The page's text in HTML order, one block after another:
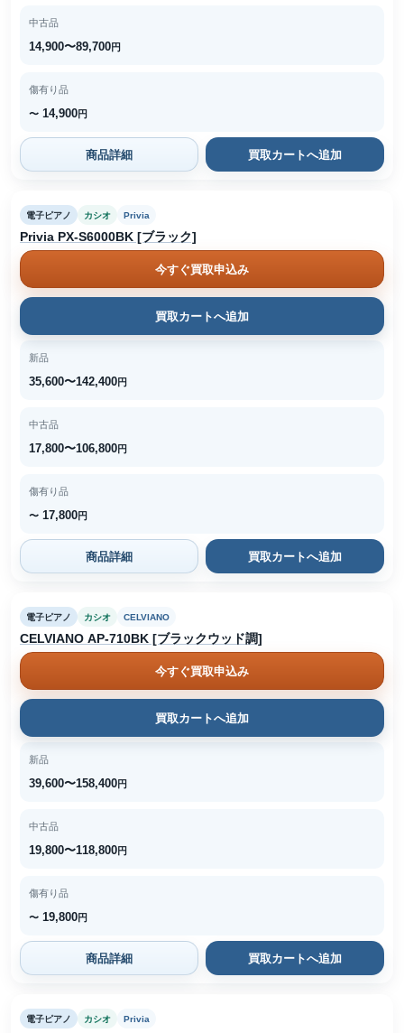
中古品
14,900〜89,700円
傷有り品
〜 14,900円
商品詳細 買取カートへ追加
電子ピアノ カシオ Privia
Privia PX-S6000BK [ブラック]
今すぐ買取申込み
買取カートへ追加
新品
35,600〜142,400円
中古品
17,800〜106,800円
傷有り品
〜 17,800円
商品詳細 買取カートへ追加
電子ピアノ カシオ CELVIANO
CELVIANO AP-710BK [ブラックウッド調]
今すぐ買取申込み
買取カートへ追加
新品
39,600〜158,400円
中古品
19,800〜118,800円
傷有り品
〜 19,800円
商品詳細 買取カートへ追加
電子ピアノ カシオ Privia